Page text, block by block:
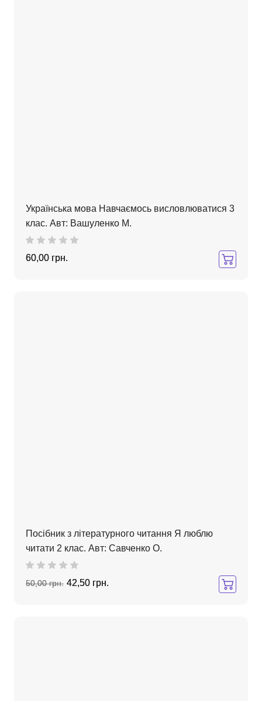
Українська мова Навчаємось висловлюватися 3
клас. Авт: Вашуленко М.
60,00 грн.
Посібник з літературного читання Я люблю
читати 2 клас. Авт: Савченко О.
50,00 грн. 42,50 грн.